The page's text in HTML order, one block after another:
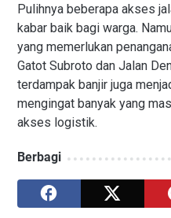
Pulihnya beberapa akses
kabar baik bagi warga.
yang memerlukan
Gatot Subroto dan Jalan
terdampak banjir juga
mengingat banyak yang
akses logistik.
Berbagi